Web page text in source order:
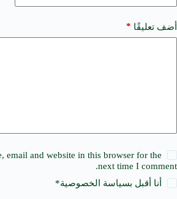
أضف تعليقًا *
email and website in this browser for the
next time I comment.
أنا أقبل بسياسة الخصوصية*